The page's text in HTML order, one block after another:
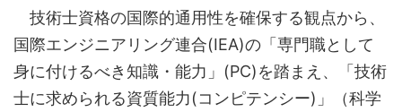
技術士資格の国際的通用性を確保する観点から、
国際エンジニアリング連合(IEA)の「専門職として
身に付けるべき知識・能力」(PC)を踏まえ、「技術
士に求められる資質能力(コンピテンシー)」（科学